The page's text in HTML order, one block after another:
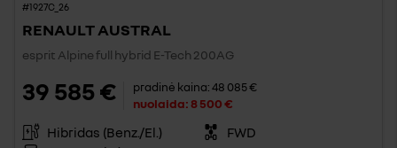
#1927C_26
RENAULT AUSTRAL
esprit Alpine full hybrid E-Tech 200AG
39 585 € pradinė kaina:48 085 €
nuolaida:8 500 €
Hibridas (Benz./El.)
FWD